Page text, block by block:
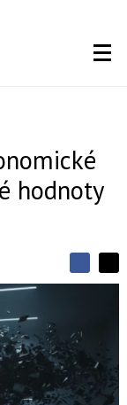
hodnoty
S
l
e
t
S
a
n
a